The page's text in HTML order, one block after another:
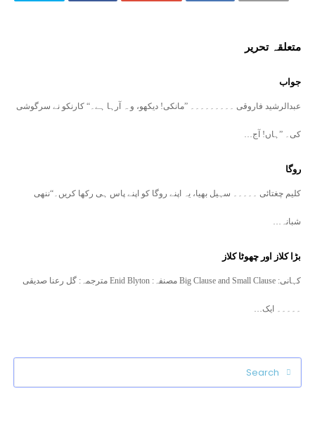
متعلقہ تحریر
جواب
عبدالرشید فاروقی ۔۔۔۔۔۔۔۔۔ ”مانکی! دیکھو، و ہ آرہا ہے۔“ کارنکو نے سرگوشی
کی۔ ”ہاں! آج…
روگا
کلیم چغتائی ۔۔۔۔۔ سہیل بھیا، یہ اپنے روگا کو اپنے پاس ہی رکھا کریں۔“ننھی
شبانہ…
بڑا کلاز اور چھوٹا کلاز
کہانی: Big Clause and Small Clause مصنفہ: Enid Blyton مترجمہ: گل رعنا صدیقی
۔۔۔۔۔ ایک…
Search